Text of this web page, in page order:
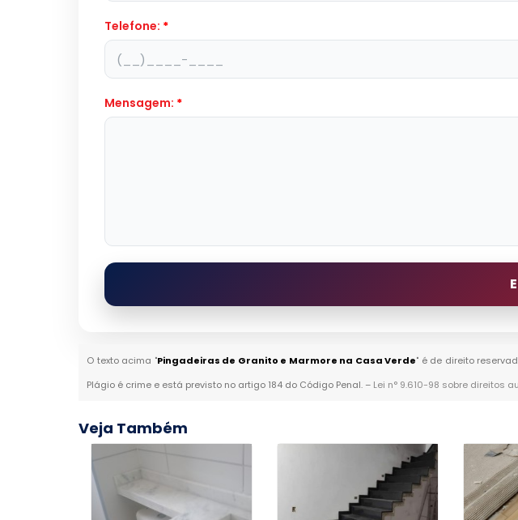
Telefone: *
Mensagem: *
O texto acima "Pingadeiras de Granito e Marmore na Casa Verde" é de direito
Plágio é crime e está previsto no artigo 184 do Código Penal. – Lei n° 9.610-98 sobre direitos
Veja Também